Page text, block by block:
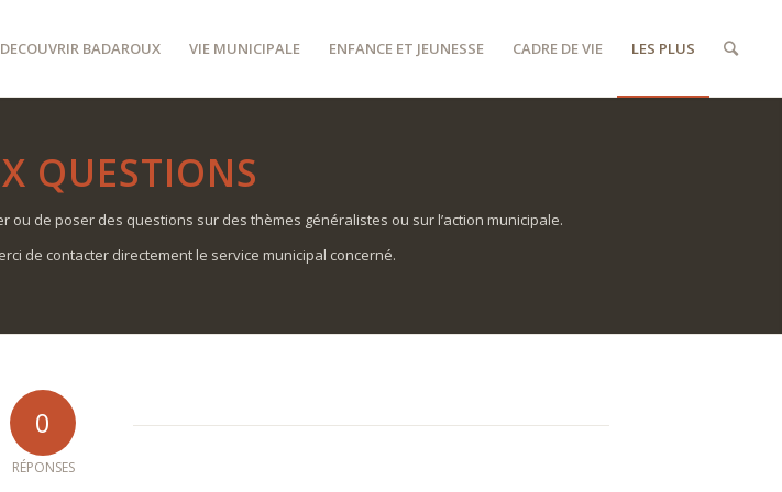
DECOUVRIR BADAROUX VIE MUNICIPALE ENFANCE ET JEUNESSE CADRE DE VIE LES PLUS
QUESTIONS
de poser des questions sur des thèmes généralistes ou sur l’action municipale.
de contacter directement le service municipal concerné.
0
RÉPONSES